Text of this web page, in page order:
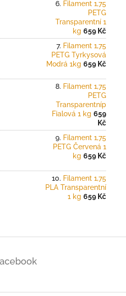
Filament 1,75
PETG
Transparentní 1
kg 659 Kč
Filament 1,75
PETG Tyrkysová
Modrá 1kg 659 Kč
Filament 1,75
PETG
Transparentníp
Fialová 1 kg 659
Kč
Filament 1,75
PETG Červená 1
kg 659 Kč
Filament 1,75
PLA Transparentní
1 kg 659 Kč